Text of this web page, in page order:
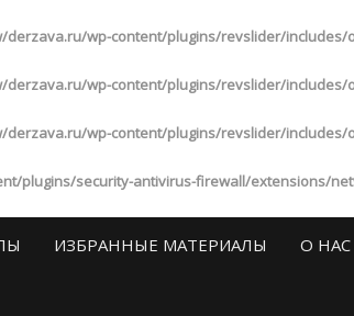
wp-content/plugins/revslider/includes/
wp-content/plugins/revslider/includes/
wp-content/plugins/revslider/includes/
plugins/security-antivirus-firewall/extensions/
ИЗБРАННЫЕ МАТЕРИАЛЫ О НАС